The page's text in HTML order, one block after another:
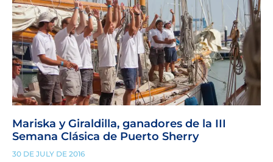
Mariska y Giraldilla, ganadores de la III
Semana Clásica de Puerto Sherry
30 DE JULY DE 2016